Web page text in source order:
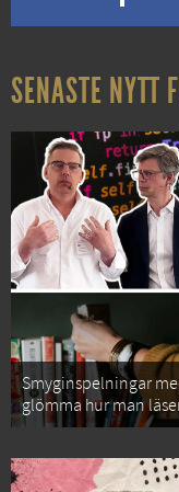
SENASTE NYTT
Smyginspelningar
glömma hur man